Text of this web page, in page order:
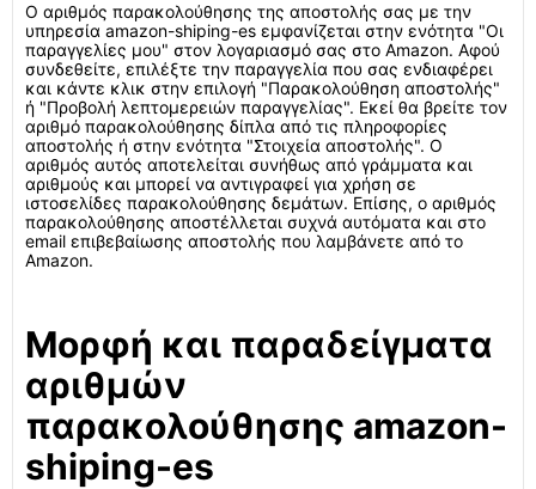
Ο αριθμός παρακολούθησης της αποστολής σας με την
υπηρεσία amazon-shiping-es εμφανίζεται στην ενότητα "Οι
παραγγελίες μου" στον λογαριασμό σας στο Amazon. Αφού
συνδεθείτε, επιλέξτε την παραγγελία που σας ενδιαφέρει
και κάντε κλικ στην επιλογή "Παρακολούθηση αποστολής"
ή "Προβολή λεπτομερειών παραγγελίας". Εκεί θα βρείτε τον
αριθμό παρακολούθησης δίπλα από τις πληροφορίες
αποστολής ή στην ενότητα "Στοιχεία αποστολής". Ο
αριθμός αυτός αποτελείται συνήθως από γράμματα και
αριθμούς και μπορεί να αντιγραφεί για χρήση σε
ιστοσελίδες παρακολούθησης δεμάτων. Επίσης, ο αριθμός
παρακολούθησης αποστέλλεται συχνά αυτόματα και στο
email επιβεβαίωσης αποστολής που λαμβάνετε από το
Amazon.
Μορφή και παραδείγματα
αριθμών
παρακολούθησης amazon-
shiping-es